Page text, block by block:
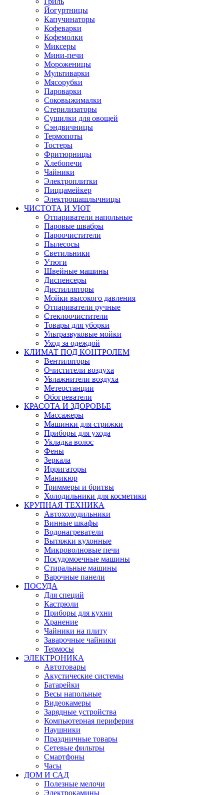
Йогуртницы
Капучинаторы
Кофеварки
Кофемолки
Миксеры
Мини-печи
Мороженицы
Мультиварки
Мясорубки
Пароварки
Соковыжималки
Стерилизаторы
Сушилки для овощей
Сэндвичницы
Термопоты
Тостеры
Фритюрницы
Хлебопечи
Чайники
Электроплитки
Пиццамейкер
Электрошашлычницы
ЧИСТОТА И УЮТ
Отпариватели напольные
Паровые швабры
Пароочистители
Пылесосы
Светильники
Утюги
Швейные машины
Диспенсеры
Дистилляторы
Мойки высокого давления
Отпариватели ручные
Стеклоочистители
Товары для уборки
Ультразвуковые мойки
Уход за одеждой
КЛИМАТ ПОД КОНТРОЛЕМ
Вентиляторы
Очистители воздуха
Увлажнители воздуха
Метеостанции
Обогреватели
КРАСОТА И ЗДОРОВЬЕ
Массажеры
Машинки для стрижки
Приборы для ухода
Укладка волос
Фены
Зеркала
Ирригаторы
Маникюр
Триммеры и бритвы
Холодильники для косметики
КРУПНАЯ ТЕХНИКА
Автохолодильники
Винные шкафы
Водонагреватели
Вытяжки кухонные
Микроволновые печи
Посудомоечные машины
Стиральные машины
Варочные панели
ПОСУДА
Для специй
Кастрюли
Приборы для кухни
Хранение
Чайники на плиту
Заварочные чайники
Термосы
ЭЛЕКТРОНИКА
Автотовары
Акустические системы
Батарейки
Весы напольные
Видеокамеры
Зарядные устройства
Компьютерная периферия
Наушники
Праздничные товары
Сетевые фильтры
Смартфоны
Часы
ДОМ И САД
Полезные мелочи
Электрокамины